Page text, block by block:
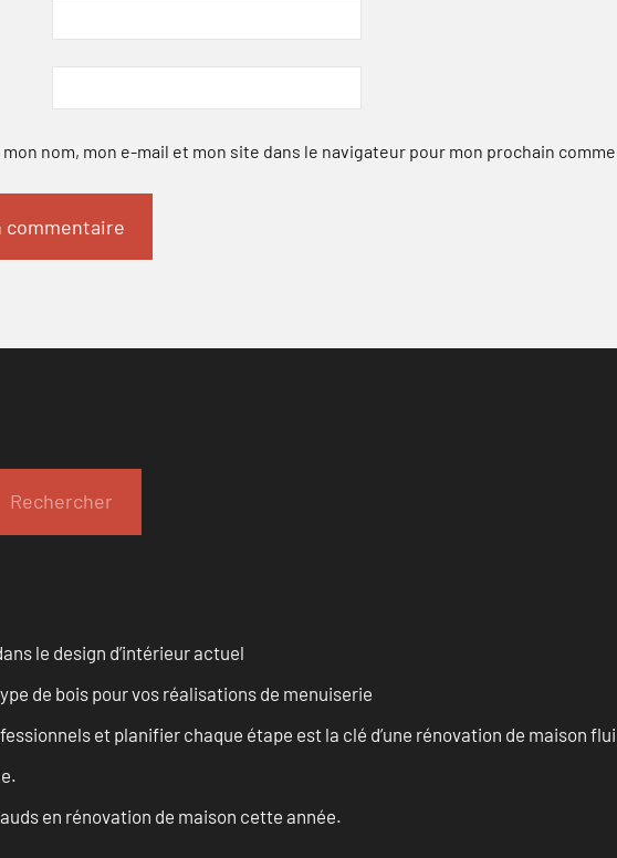
nom, mon e-mail et mon site dans le navigateur pour mon prochain
Rechercher
le design d’intérieur actuel
de bois pour vos réalisations de menuiserie
et planifier chaque étape est la clé d’une rénovation de maison
en rénovation de maison cette année.